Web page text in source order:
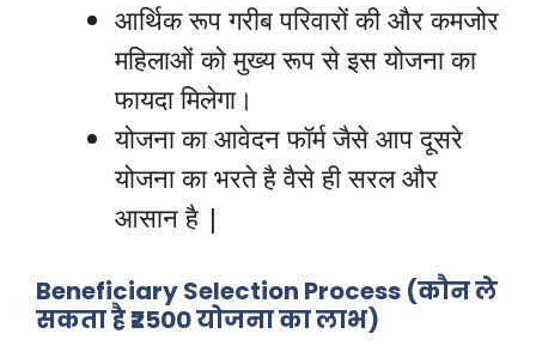
आर्थिक रूप गरीब परिवारों की और कमजोर
महिलाओं को मुख्य रूप से इस योजना का
फायदा मिलेगा।
योजना का आवेदन फॉर्म जैसे आप दूसरे
योजना का भरते है वैसे ही सरल और
आसान है |
Beneficiary Selection Process (कौन ले
सकता है ₹2500 योजना का लाभ)